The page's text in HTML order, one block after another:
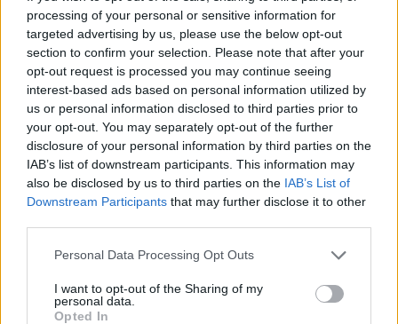
processing of your personal or sensitive information for
targeted advertising by us, please use the below opt-out
section to confirm your selection. Please note that after your
opt-out request is processed you may continue seeing
interest-based ads based on personal information utilized by
us or personal information disclosed to third parties prior to
your opt-out. You may separately opt-out of the further
disclosure of your personal information by third parties on the
IAB’s list of downstream participants. This information may
also be disclosed by us to third parties on the IAB’s List of
Downstream Participants that may further disclose it to other
Personal Data Processing Opt Outs
I want to opt-out of the Sharing of my
personal data.
Opted In
СРЕДЕ НОЌ ВО СКОПЈЕ, ДО НЕГО
БИЛ ТАТКО МУ- Детето
приведено, следува пријава
ДОКТОР ИМ „ИЗМИСЛИЛ“
ПОВРЕДИ НА ПЕТМИНА
ИЗМАМНИЦИ ВО НЕПОСТОЕЧКА
СООБРАЌАЈКА
НАЈЧИТАНИ ВО ПОСЛЕДНИ 7 ДЕНА
Ахмети кажа што го мачи:
СЛУШАМ, САКААТ ДА СЕ СУДИ
ЗА ВОЕНИТЕ ЗЛОСТРОСТВА НА
УЧК...